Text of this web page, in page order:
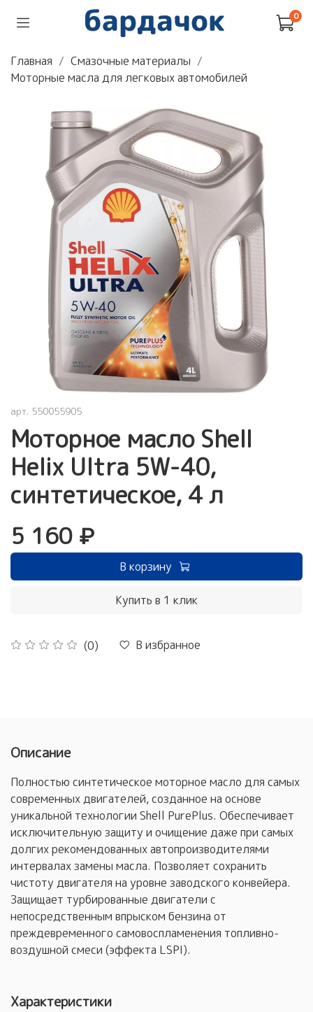
0
Главная
Смазочные материалы
Моторные масла для легковых автомобилей
арт. 550055905
Моторное масло Shell
Helix Ultra 5W-40,
синтетическое, 4 л
(0) В избранное
5 160 ₽
В корзину
Купить в 1 клик
Описание
Полностью синтетическое моторное масло для самых
современных двигателей, созданное на основе
уникальной технологии Shell PurePlus. Обеспечивает
исключительную защиту и очищение даже при самых
долгих рекомендованных автопроизводителями
интервалах замены масла. Позволяет сохранить
чистоту двигателя на уровне заводского конвейера.
Защищает турбированные двигатели с
непосредственным впрыском бензина от
преждевременного самовоспламенения топливно-
воздушной смеси (эффекта LSPI).
Характеристики